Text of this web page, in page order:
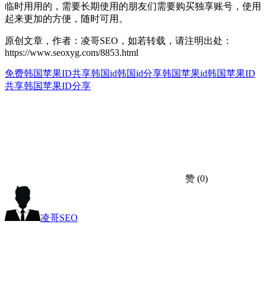
临时用用的，需要长期使用的朋友们需要购买独享账号，使用
起来更加的方便，随时可用。
原创文章，作者：凌哥SEO，如若转载，请注明出处：
https://www.seoxyg.com/8853.html
免费韩国苹果ID共享韩国id韩国id分享韩国苹果id韩国苹果ID
共享韩国苹果ID分享
赞 (0)
凌哥SEO